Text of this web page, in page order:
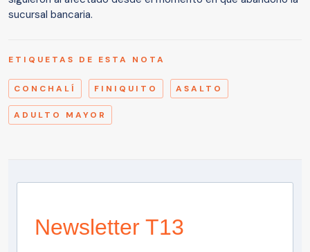
sucursal bancaria.
ETIQUETAS DE ESTA NOTA
CONCHALÍ FINIQUITO ASALTO
ADULTO MAYOR
Newsletter T13